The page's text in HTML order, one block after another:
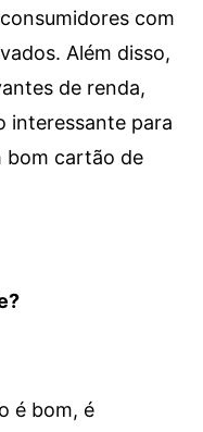
com
Além disso,
de renda,
interessante para
bom cartão de
é bom, é